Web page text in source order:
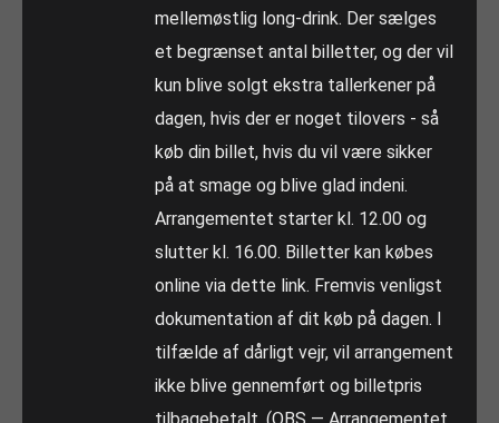
mellemøstlig long-drink. Der sælges
et begrænset antal billetter, og der vil
kun blive solgt ekstra tallerkener på
dagen, hvis der er noget tilovers - så
køb din billet, hvis du vil være sikker
på at smage og blive glad indeni.
Arrangementet starter kl. 12.00 og
slutter kl. 16.00. Billetter kan købes
online via dette link. Fremvis venligst
dokumentation af dit køb på dagen. I
tilfælde af dårligt vejr, vil arrangement
ikke blive gennemført og billetpris